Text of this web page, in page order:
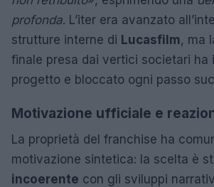
profonda. L’iter era avanzato
strutture interne di Lucasfilm, ma
finale presa dai vertici societari ha
progetto e bloccato ogni passo
Motivazione ufficiale e
La proprietà del franchise ha
motivazione sintetica: la scelta è
incoerente con gli sviluppi